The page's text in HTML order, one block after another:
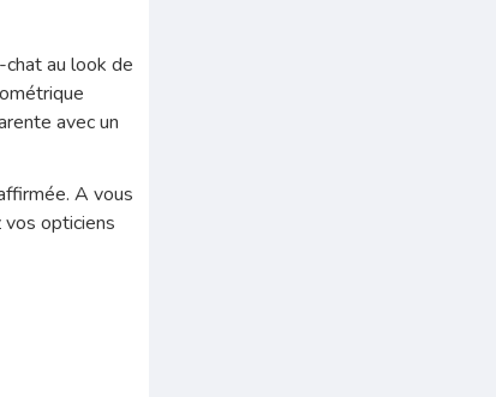
au look de
avec un
A vous
vos opticiens